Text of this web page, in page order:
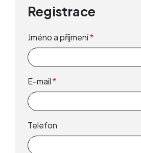
Registrace
Jméno a příjmení*
E-mail*
Telefon